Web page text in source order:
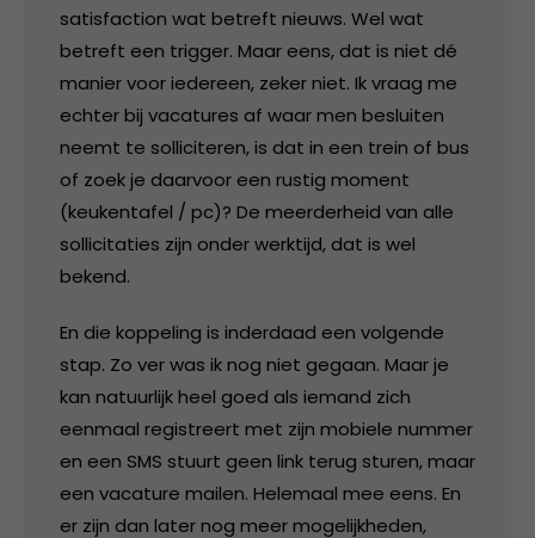
satisfaction wat betreft nieuws. Wel wat
betreft een trigger. Maar eens, dat is niet dé
manier voor iedereen, zeker niet. Ik vraag me
echter bij vacatures af waar men besluiten
neemt te solliciteren, is dat in een trein of bus
of zoek je daarvoor een rustig moment
(keukentafel / pc)? De meerderheid van alle
sollicitaties zijn onder werktijd, dat is wel
bekend.
En die koppeling is inderdaad een volgende
stap. Zo ver was ik nog niet gegaan. Maar je
kan natuurlijk heel goed als iemand zich
eenmaal registreert met zijn mobiele nummer
en een SMS stuurt geen link terug sturen, maar
een vacature mailen. Helemaal mee eens. En
er zijn dan later nog meer mogelijkheden,